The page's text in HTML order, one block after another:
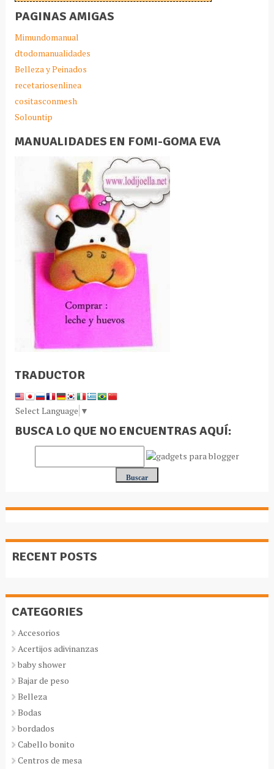
PAGINAS AMIGAS
Mimundomanual
dtodomanualidades
Belleza y Peinados
recetariosenlinea
cositasconmesh
Solountip
MANUALIDADES EN FOMI-GOMA EVA
TRADUCTOR
Select Language ▼
BUSCA LO QUE NO ENCUENTRAS AQUÍ:
RECENT POSTS
CATEGORIES
Accesorios
Acertijos adivinanzas
baby shower
Bajar de peso
Belleza
Bodas
bordados
Cabello bonito
Centros de mesa